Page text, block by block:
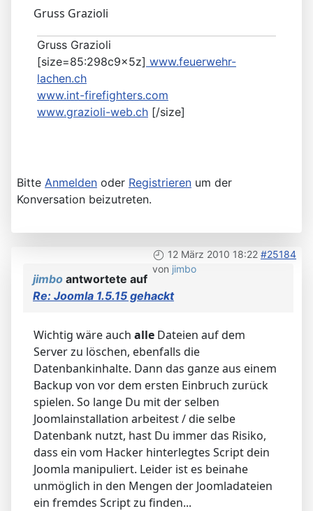
Gruss Grazioli
Gruss Grazioli
[size=85:298c9x5z] www.feuerwehr-
lachen.ch
www.int-firefighters.com
www.grazioli-web.ch [/size]
Bitte Anmelden oder Registrieren um der
Konversation beizutreten.
12 März 2010 18:22 #25184
von jimbo
jimbo antwortete auf
Re: Joomla 1.5.15 gehackt
Wichtig wäre auch alle Dateien auf dem
Server zu löschen, ebenfalls die
Datenbankinhalte. Dann das ganze aus einem
Backup von vor dem ersten Einbruch zurück
spielen. So lange Du mit der selben
Joomlainstallation arbeitest / die selbe
Datenbank nutzt, hast Du immer das Risiko,
dass ein vom Hacker hinterlegtes Script dein
Joomla manipuliert. Leider ist es beinahe
unmöglich in den Mengen der Joomladateien
ein fremdes Script zu finden...